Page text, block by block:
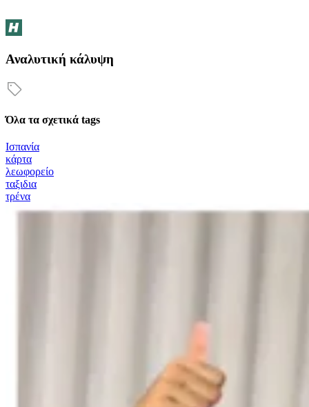
Αναλυτική κάλυψη
Όλα τα σχετικά tags
Ισπανία
κάρτα
λεωφορείο
ταξιδια
τρένα